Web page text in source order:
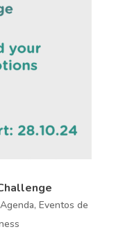
Agenda, Eventos de